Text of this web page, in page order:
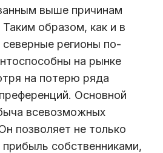
выше причинам
образом, как и в
регионы по-
на рынке
на потерю ряда
Основной
всевозможных
позволяет не только
собственниками,